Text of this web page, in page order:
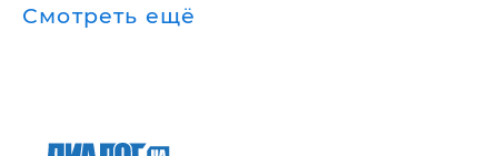
Смотреть ещё